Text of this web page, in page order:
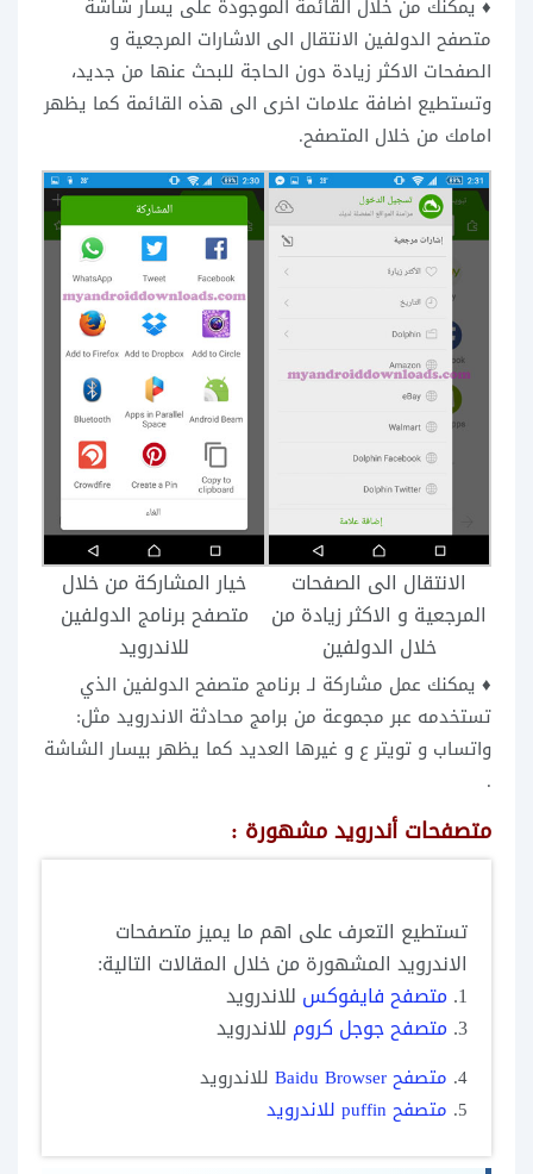
♦ يمكنك من خلال القائمة الموجودة على يسار شاشة
متصفح الدولفين الانتقال الى الاشارات المرجعية و
الصفحات الاكثر زيادة دون الحاجة للبحث عنها من جديد،
وتستطيع اضافة علامات اخرى الى هذه القائمة كما يظهر
امامك من خلال المتصفح.
الانتقال الى الصفحات
المرجعية و الاكثر زيادة من
خلال الدولفين
خيار المشاركة من خلال
متصفح برنامج الدولفين
للاندرويد
♦ يمكنك عمل مشاركة لـ برنامج متصفح الدولفين الذي
تستخدمه عبر مجموعة من برامج محادثة الاندرويد مثل:
واتساب و تويتر ع و غيرها العديد كما يظهر بيسار الشاشة
.
متصفحات أندرويد مشهورة :
تستطيع التعرف على اهم ما يميز متصفحات
الاندرويد المشهورة من خلال المقالات التالية:
1. متصفح فايفوكس للاندرويد
3. متصفح جوجل كروم للاندرويد
4. متصفح Baidu Browser
للاندرويد
5. متصفح puffin للاندرويد